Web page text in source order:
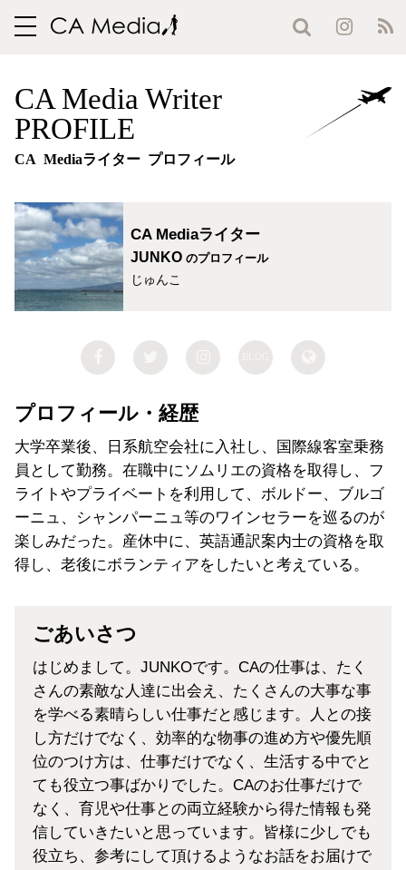
toggle
CA Media Writer
PROFILE
CA Mediaライター プロフィール
CA Mediaライター
JUNKO のプロフィール
じゅんこ
プロフィール・経歴
大学卒業後、日系航空会社に入社し、国際線客室乗務
員として勤務。在職中にソムリエの資格を取得し、フ
ライトやプライベートを利用して、ボルドー、ブルゴ
ーニュ、シャンパーニュ等のワインセラーを巡るのが
楽しみだった。産休中に、英語通訳案内士の資格を取
得し、老後にボランティアをしたいと考えている。
ごあいさつ
はじめまして。JUNKOです。CAの仕事は、たく
さんの素敵な人達に出会え、たくさんの大事な事
を学べる素晴らしい仕事だと感じます。人との接
し方だけでなく、効率的な物事の進め方や優先順
位のつけ方は、仕事だけでなく、生活する中でと
ても役立つ事ばかりでした。CAのお仕事だけで
なく、育児や仕事との両立経験から得た情報も発
信していきたいと思っています。皆様に少しでも
役立ち、参考にして頂けるようなお話をお届けで